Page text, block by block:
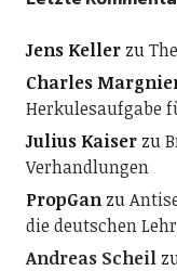
Jens Kellerzu
Charles
Herkulesaufgabe
Julius Kaiserzu
Verhandlungen
PropGanzu
die deutschen
Andreas Scheil